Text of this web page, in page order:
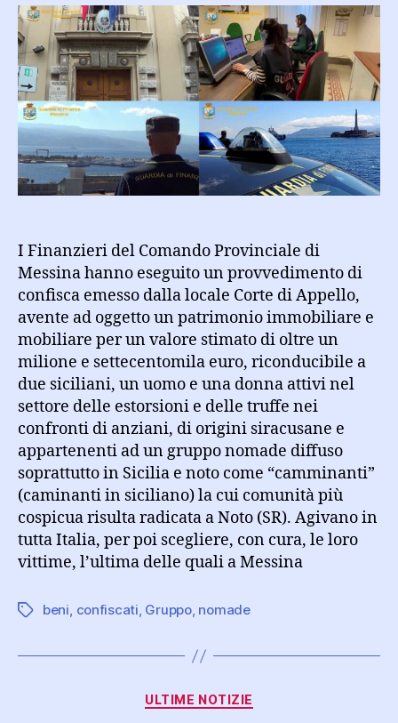
due
appartenenti
ad
un
gruppo
nomade
beni
per
oltre
1
700
mila
euro
I Finanzieri del Comando Provinciale di
Messina hanno eseguito un provvedimento di
confisca emesso dalla locale Corte di Appello,
avente ad oggetto un patrimonio immobiliare e
mobiliare per un valore stimato di oltre un
milione e settecentomila euro, riconducibile a
due siciliani, un uomo e una donna attivi nel
settore delle estorsioni e delle truffe nei
confronti di anziani, di origini siracusane e
appartenenti ad un gruppo nomade diffuso
soprattutto in Sicilia e noto come “camminanti”
(caminanti in siciliano) la cui comunità più
cospicua risulta radicata a Noto (SR). Agivano in
tutta Italia, per poi scegliere, con cura, le loro
vittime, l’ultima delle quali a Messina
Tag beni, confiscati, Gruppo, nomade
Categorie
ULTIME NOTIZIE